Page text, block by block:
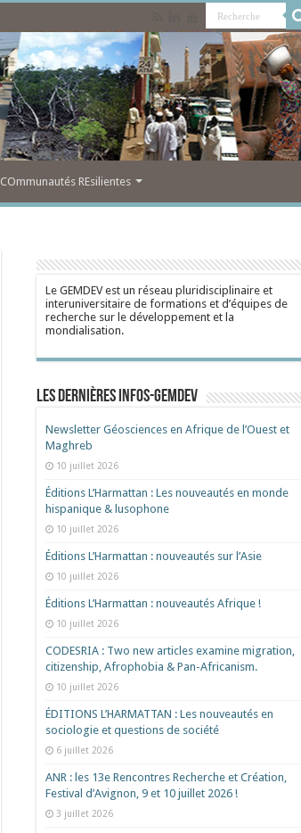
COmmunautés REsilientes
Le GEMDEV est un réseau pluridisciplinaire et
interuniversitaire de formations et d’équipes de
recherche sur le développement et la
mondialisation.
Les dernières Infos-Gemdev
Newsletter Géosciences en Afrique de l’Ouest et
Maghreb
10 juillet 2026
Éditions L’Harmattan : Les nouveautés en monde
hispanique & lusophone
10 juillet 2026
Éditions L’Harmattan : nouveautés sur l’Asie
10 juillet 2026
Éditions L’Harmattan : nouveautés Afrique !​
10 juillet 2026
CODESRIA : Two new articles examine migration,
citizenship, Afrophobia & Pan-Africanism.
10 juillet 2026
ÉDITIONS L’HARMATTAN : Les nouveautés en
sociologie et questions de société
6 juillet 2026
ANR : les 13e Rencontres Recherche et Création,
Festival d’Avignon, 9 et 10 juillet 2026 !
3 juillet 2026